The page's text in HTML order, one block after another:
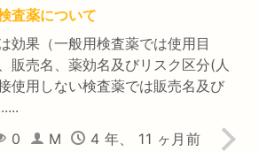
査薬について
効果（一般用検査薬では使用目
販売名、薬効名及びリスク区分(人
使用しない検査薬では販売名及び
0 M 4 年、 11 ヶ月前